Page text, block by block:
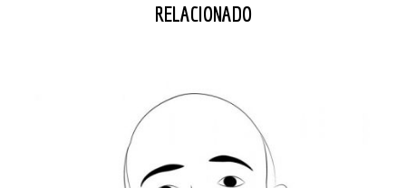
RELACIONADO